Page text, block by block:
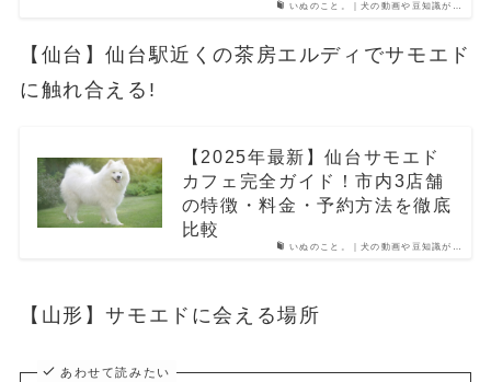
いぬのこと。｜犬の動画や豆知識が…
【仙台】仙台駅近くの茶房エルディでサモエド
に触れ合える!
いぬのこと。｜犬の動画や豆知識が…
【2025年最新】仙台サモエド
カフェ完全ガイド！市内3店舗
の特徴・料金・予約方法を徹底
比較
【山形】サモエドに会える場所
あわせて読みたい